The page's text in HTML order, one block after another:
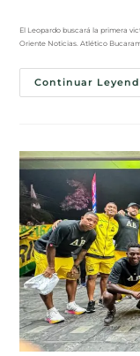
El Leopardo buscará la primera
Oriente Noticias. Atlético
Continuar